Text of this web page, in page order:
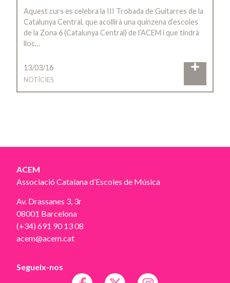
Aquest curs es celebra la III Trobada de Guitarres de la
Catalunya Central, que acollirà una quinzena d’escoles
de la Zona 6 (Catalunya Central) de l’ACEM i que tindrà
lloc…
13/03/16
NOTÍCIES
ACEM
Associació Catalana d’Escoles de Música
Av. Drassanes 3, 3r
08001 Barcelona
(+34) 691 90 13 08
acem@acem.cat
Segueix-nos